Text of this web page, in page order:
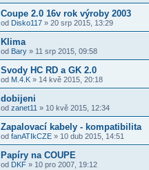
Coupe 2.0 16v rok výroby 2003
od Disko117 » 20 srp 2015, 13:29
Klima
od Bary » 11 srp 2015, 09:58
Svody HC RD a GK 2.0
od M.4.K » 14 kvě 2015, 20:18
dobijeni
od zanet11 » 10 kvě 2015, 12:34
Zapalovací kabely - kompatibilita
od fanATIkCZE » 10 dub 2015, 14:51
Papíry na COUPE
od DKF » 10 pro 2007, 19:12